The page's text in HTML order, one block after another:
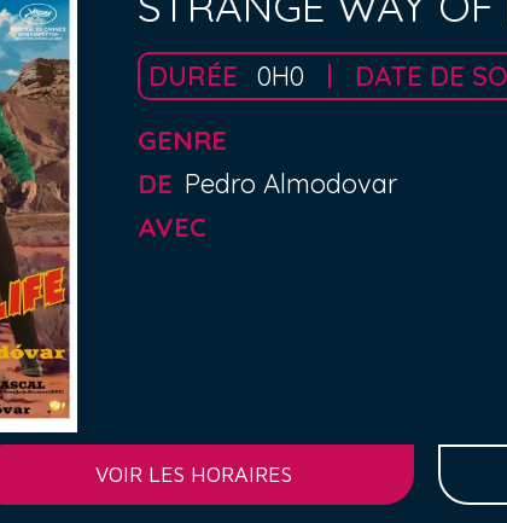
DURÉE 0H0 DATE DE
GENRE
DE Pedro Almodovar
AVEC
VOIR LES HORAIRES